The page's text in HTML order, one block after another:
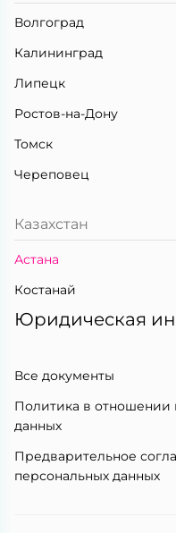
Волгоград
Калининград
Липецк
Ростов-на-Дону
Томск
Череповец
Казахстан
Астана
Костанай
Юридическая
Все документы
Политика в отношении
данных
Предварительное
персональных данных